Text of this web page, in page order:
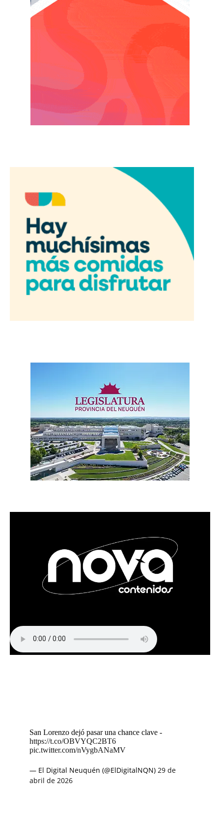
San Lorenzo dejó pasar una chance clave -
https://t.co/OBVYQC2BT6
pic.twitter.com/nVygbANaMV
— El Digital Neuquén (@ElDigitalNQN) 29 de
abril de 2026